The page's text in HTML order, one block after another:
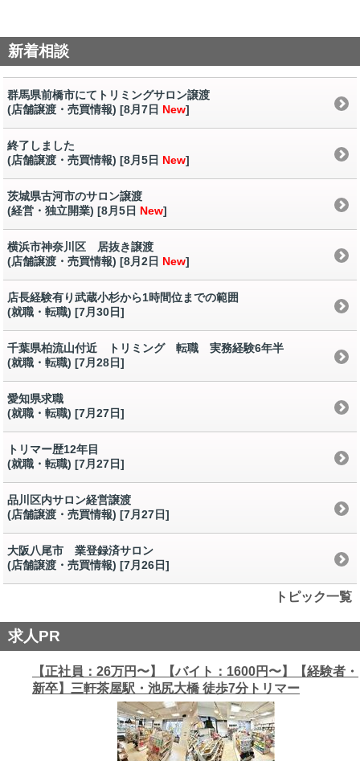
新着相談
群馬県前橋市にてトリミングサロン譲渡
(店舗譲渡・売買情報) [8月7日 New]
終了しました
(店舗譲渡・売買情報) [8月5日 New]
茨城県古河市のサロン譲渡
(経営・独立開業) [8月5日 New]
横浜市神奈川区 居抜き譲渡
(店舗譲渡・売買情報) [8月2日 New]
店長経験有り武蔵小杉から1時間位までの範囲
(就職・転職) [7月30日]
千葉県柏流山付近 トリミング 転職 実務経験6年半
(就職・転職) [7月28日]
愛知県求職
(就職・転職) [7月27日]
トリマー歴12年目
(就職・転職) [7月27日]
品川区内サロン経営譲渡
(店舗譲渡・売買情報) [7月27日]
大阪八尾市 業登録済サロン
(店舗譲渡・売買情報) [7月26日]
トピック一覧
求人PR
【正社員：26万円〜】【バイト：1600円〜】【経験者・
新卒】三軒茶屋駅・池尻大橋 徒歩7分トリマー